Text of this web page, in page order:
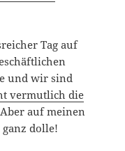
Tag auf
und wir sind
vermutlich die
auf meinen
dolle!